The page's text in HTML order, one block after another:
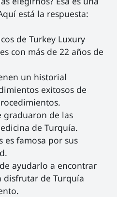
está la respuesta:
de Turkey Luxury
con más de 22 años de
un historial
exitosos de
graduaron de las
de Turquía.
es famosa por sus
ayudarlo a encontrar
disfrutar de Turquía